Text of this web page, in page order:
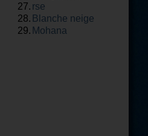
27. rse
28. Blanche neige
29. Mohana